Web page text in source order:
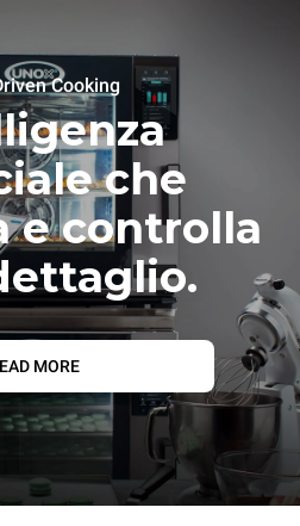
Cooking
che
e controlla
MORE